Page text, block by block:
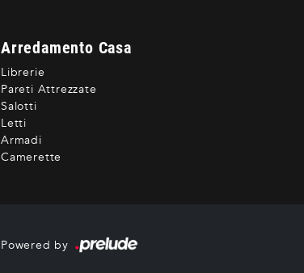
Arredamento Casa
Librerie
Pareti Attrezzate
Salotti
Letti
Armadi
Camerette
Powered by